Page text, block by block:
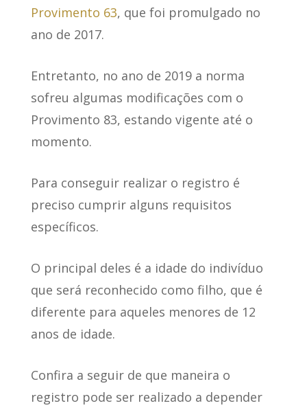
Provimento 63, que foi promulgado no
ano de 2017.
Entretanto, no ano de 2019 a norma
sofreu algumas modificações com o
Provimento 83, estando vigente até o
momento.
Para conseguir realizar o registro é
preciso cumprir alguns requisitos
específicos.
O principal deles é a idade do indivíduo
que será reconhecido como filho, que é
diferente para aqueles menores de 12
anos de idade.
Confira a seguir de que maneira o
registro pode ser realizado a depender